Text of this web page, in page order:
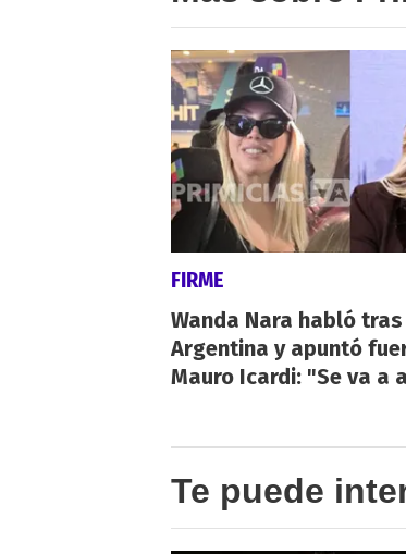
FIRME
Wanda Nara habló
Argentina y apuntó
Mauro Icardi: "Se va a
Te puede